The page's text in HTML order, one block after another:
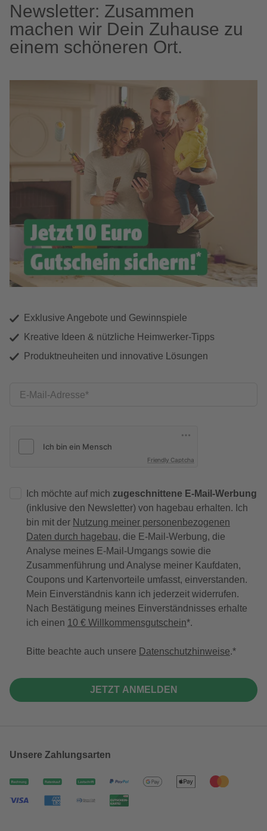
Newsletter: Zusammen
machen wir Dein Zuhause zu
einem schöneren Ort.
Exklusive Angebote und Gewinnspiele
Kreative Ideen & nützliche Heimwerker-Tipps
Produktneuheiten und innovative Lösungen
E-Mail-Adresse
Friendly Captcha
Ich möchte auf mich zugeschnittene E-Mail-Werbung
(inklusive den Newsletter) von hagebau erhalten. Ich
bin mit der Nutzung meiner personenbezogenen
Daten durch hagebau, die E-Mail-Werbung, die
Analyse meines E-Mail-Umgangs sowie die
Zusammenführung und Analyse meiner Kaufdaten,
Coupons und Kartenvorteile umfasst, einverstanden.
Mein Einverständnis kann ich jederzeit widerrufen.
Nach Bestätigung meines Einverständnisses erhalte
ich einen 10 € Willkommensgutschein*.
Bitte beachte auch unsere Datenschutzhinweise.
JETZT ANMELDEN
Unsere Zahlungsarten